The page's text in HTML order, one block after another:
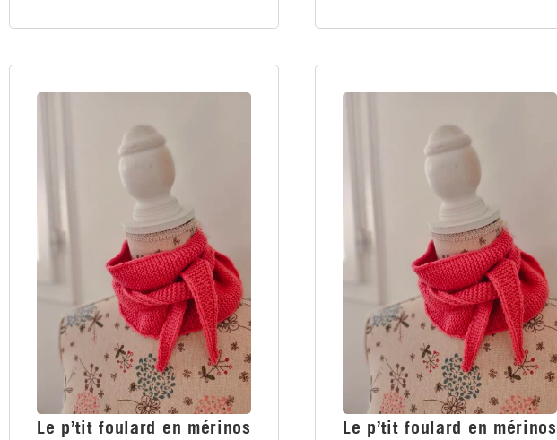
Le p’tit foulard en mérinos
Le p’tit foulard en mérinos